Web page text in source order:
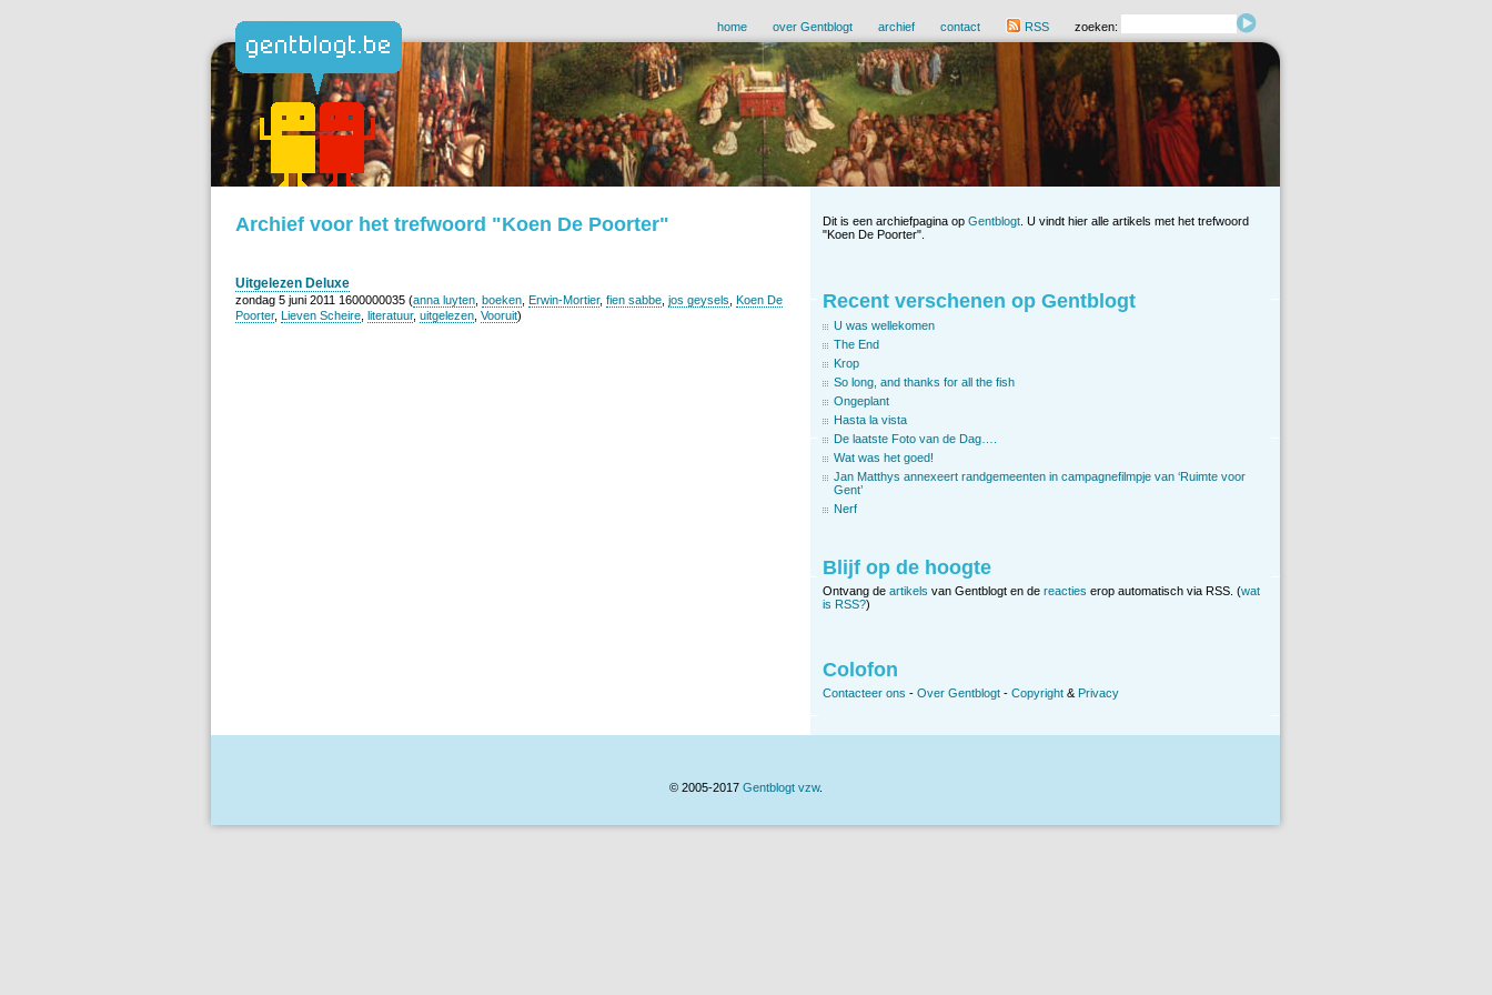
home over Gentblogt archief contact RSS zoeken:
Archief voor het trefwoord "Koen De Poorter"
Uitgelezen Deluxe
zondag 5 juni 2011 1600000035 (anna luyten boeken Erwin-Mortier, fien sabbe jos geysels Koen De
Poorter, Lieven Scheire literatuur, uitgelezen Vooruit)
Dit is een archiefpagina op Gentblogt . U vindt hier alle artikels met het trefwoord
"Koen De Poorter".
Recent verschenen op Gentblogt
U was wellekomen
The End
Krop
So long, and thanks for all the fish
Ongeplant
Hasta la vista
De laatste Foto van de Dag….
Wat was het goed!
Jan Matthys annexeert randgemeenten in campagnefilmpje van ‘Ruimte voor
Gent’
Nerf
Blijf op de hoogte
Ontvang de artikels van Gentblogt en de reacties erop automatisch via RSS. (wat
is RSS?)
Colofon
Contacteer ons - Over Gentblogt - Copyright & Privacy
© 2005-2017 Gentblogt vzw.